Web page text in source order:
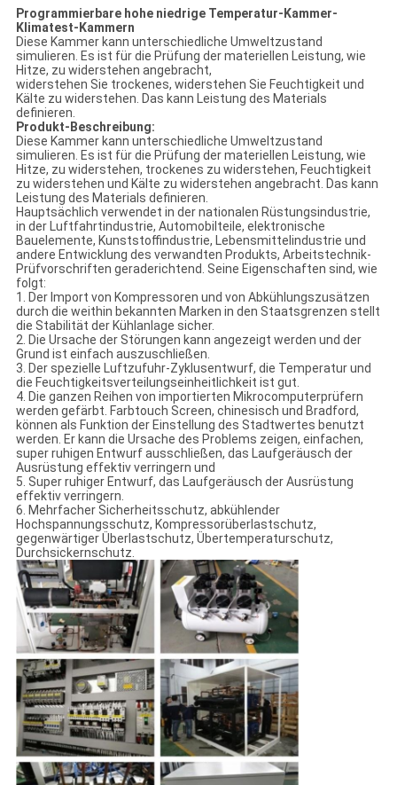
Programmierbare hohe niedrige Temperatur-Kammer-
Klimatest-Kammern
Diese Kammer kann unterschiedliche Umweltzustand
simulieren. Es ist für die Prüfung der materiellen Leistung, wie
Hitze, zu widerstehen angebracht,
widerstehen Sie trockenes, widerstehen Sie Feuchtigkeit und
Kälte zu widerstehen. Das kann Leistung des Materials
definieren.
Produkt-Beschreibung:
Diese Kammer kann unterschiedliche Umweltzustand
simulieren. Es ist für die Prüfung der materiellen Leistung, wie
Hitze, zu widerstehen, trockenes zu widerstehen, Feuchtigkeit
zu widerstehen und Kälte zu widerstehen angebracht. Das kann
Leistung des Materials definieren.
Hauptsächlich verwendet in der nationalen Rüstungsindustrie,
in der Luftfahrtindustrie, Automobilteile, elektronische
Bauelemente, Kunststoffindustrie, Lebensmittelindustrie und
andere Entwicklung des verwandten Produkts, Arbeitstechnik-
Prüfvorschriften geraderichtend. Seine Eigenschaften sind, wie
folgt:
1. Der Import von Kompressoren und von Abkühlungszusätzen
durch die weithin bekannten Marken in den Staatsgrenzen stellt
die Stabilität der Kühlanlage sicher.
2. Die Ursache der Störungen kann angezeigt werden und der
Grund ist einfach auszuschließen.
3. Der spezielle Luftzufuhr-Zyklusentwurf, die Temperatur und
die Feuchtigkeitsverteilungseinheitlichkeit ist gut.
4. Die ganzen Reihen von importierten Mikrocomputerprüfern
werden gefärbt. Farbtouch Screen, chinesisch und Bradford,
können als Funktion der Einstellung des Stadtwertes benutzt
werden. Er kann die Ursache des Problems zeigen, einfachen,
super ruhigen Entwurf ausschließen, das Laufgeräusch der
Ausrüstung effektiv verringern und
5. Super ruhiger Entwurf, das Laufgeräusch der Ausrüstung
effektiv verringern.
6. Mehrfacher Sicherheitsschutz, abkühlender
Hochspannungsschutz, Kompressorüberlastschutz,
gegenwärtiger Überlastschutz, Übertemperaturschutz,
Durchsickernschutz.